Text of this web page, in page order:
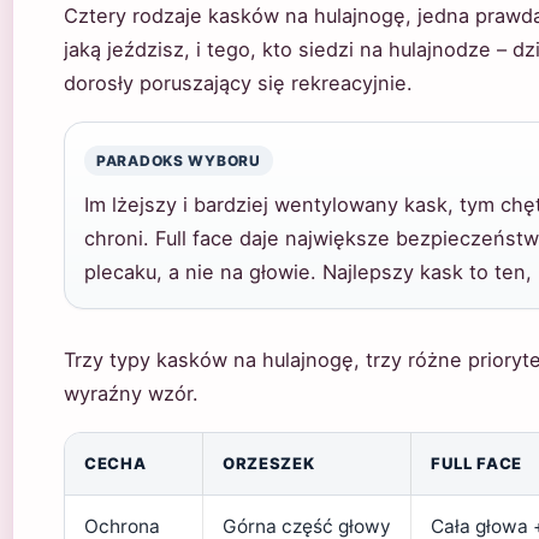
Cztery rodzaje kasków na hulajnogę, jedna
jaką jeździsz, i tego, kto siedzi na hulajnodze –
dorosły poruszający się rekreacyjnie.
PARADOKS WYBORU
Im lżejszy i bardziej wentylowany kask, tym
chroni. Full face daje największe
plecaku, a nie na głowie. Najlepszy kask to
Trzy typy kasków na hulajnogę, trzy różne
wyraźny wzór.
CECHA ORZESZEK FULL FACE
Ochrona Górna część głowy Cała